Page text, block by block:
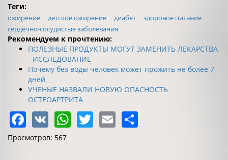
Теги:
ожирение детское ожирение диабет
здоровое питание
сердечно-сосудистые заболевания
Рекомендуем к прочтению:
ПОЛЕЗНЫЕ ПРОДУКТЫ МОГУТ ЗАМЕНИТЬ ЛЕКАРСТВА
- ИССЛЕДОВАНИЕ
Почему без воды человек может прожить не более 7
дней
УЧЕНЫЕ НАЗВАЛИ НОВУЮ ОПАСНОСТЬ
ОСТЕОАРТРИТА
Facebook
VK WhatsApp
Twitter
Email
Просмотров: 567